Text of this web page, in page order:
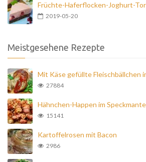
Früchte-Haferflocken-Joghurt-
2019-05-20
Meistgesehene Rezepte
Mit Käse gefüllte Fleischbällchen
27884
Hähnchen-Happen im
15141
Kartoffelrosen mit Bacon
2986